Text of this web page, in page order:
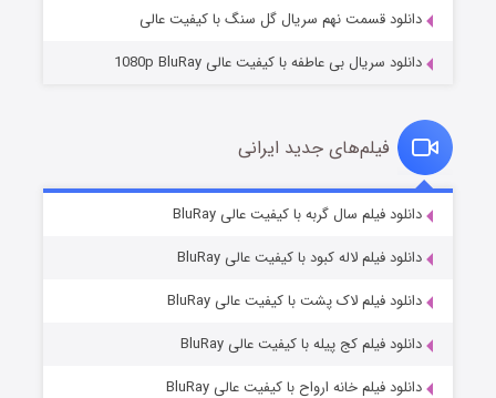
قسمت۷ (زیرنویس) منتشر شد
دانلود قسمت نهم سریال گل سنگ با کیفیت عالی
دانلود سریال بی عاطفه با کیفیت عالی 1080p BluRay
فیلم‌های جدید ایرانی
دانلود فیلم سال گربه با کیفیت عالی BluRay
دانلود فیلم لاله کبود با کیفیت عالی BluRay
دانلود فیلم لاک پشت با کیفیت عالی BluRay
دانلود فیلم کج‌ پیله با کیفیت عالی BluRay
دانلود فیلم خانه ارواح با کیفیت عالی BluRay